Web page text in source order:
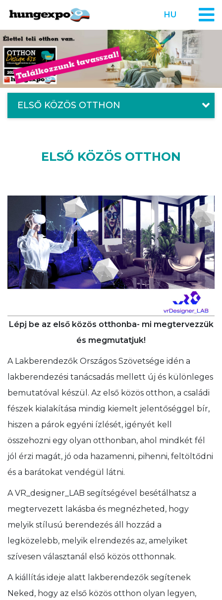
HU
ELSŐ KÖZÖS OTTHON
ELSŐ KÖZÖS OTTHON
Lépj be az első közös otthonba- mi megtervezzük
és megmutatjuk!
A Lakberendezők Országos Szövetsége idén a
lakberendezési tanácsadás mellett új és különleges
bemutatóval készül. Az első közös otthon, a családi
fészek kialakítása mindig kiemelt jelentőséggel bír,
hiszen a párok egyéni ízlését, igényét kell
összehozni egy olyan otthonban, ahol mindkét fél
jól érzi magát, jó oda hazamenni, pihenni, feltöltődni
és a barátokat vendégül látni.
A VR_designer_LAB segítségével besétálhatsz a
megtervezett lakásba és megnézheted, hogy
melyik stílusú berendezés áll hozzád a
legközelebb, melyik elrendezés az, amelyiket
szívesen választanál első közös otthonnak.
A kiállítás ideje alatt lakberendezők segítenek
Neked, hogy az első közös otthon olyan legyen,